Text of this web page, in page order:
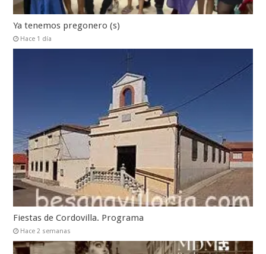
Ya tenemos pregonero (s)
Hace 1 día
Fiestas de Cordovilla. Programa
Hace 2 semanas